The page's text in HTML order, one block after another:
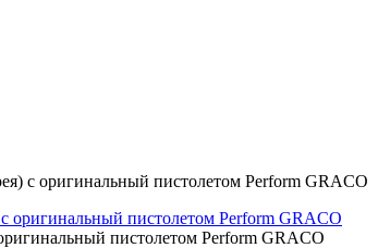
с оригинальный пистолетом Perform GRACO
пистолетом Perform GRACO